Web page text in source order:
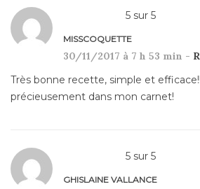
5 sur 5
MISSCOQUETTE
30/11/2017 à 7 h 53 min -
Très bonne recette, simple et
précieusement dans mon carnet!
5 sur 5
GHISLAINE VALLANCE